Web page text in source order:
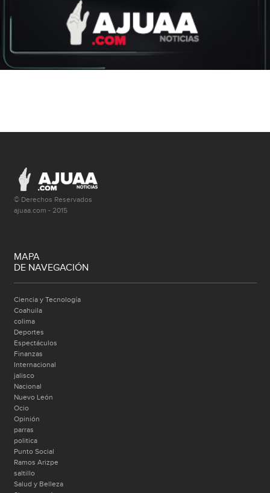
© Derechos Reservados
ajuaa.com - 2015
MAPA
DE NAVEGACIÓN
Ciencia y Tecnología
Coahuila
colima
Deportes
Espectáculos
Finanzas
Internacional
jalisco
Nacional
Nuevo León
Ocio
Opinión
parras
politica
Punto Social
Ramos Arizpe
saltillo
Salud y Belleza